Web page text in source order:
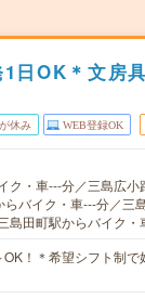
日OK＊文房
休み WEB登録OK
ク・車---分／三島広
らバイク・車---分／三
島田町駅からバイク・
！＊希望シフト制で